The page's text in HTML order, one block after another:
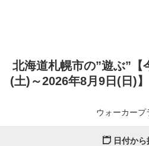
北海道札幌市の”遊ぶ”【
(土)～2026年8月9日(日)
ウォーカープ
日付から